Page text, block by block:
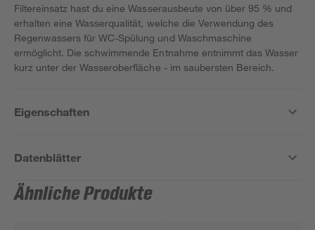
Filtereinsatz hast du eine Wasserausbeute von über 95 % und
erhalten eine Wasserqualität, welche die Verwendung des
Regenwassers für WC-Spülung und Waschmaschine
ermöglicht. Die schwimmende Entnahme entnimmt das Wasser
kurz unter der Wasseroberfläche - im saubersten Bereich.
Eigenschaften
Datenblätter
Ähnliche Produkte